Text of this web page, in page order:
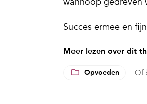
Succes ermee en
Meer lezen over dit
Opvoeden Of